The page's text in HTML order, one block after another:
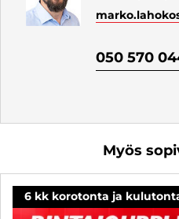
050 570
Myös
6 kk korotonta ja